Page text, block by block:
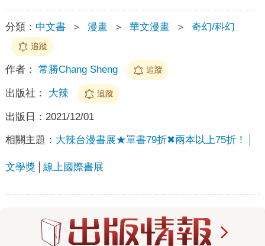
分類： 中文書 ＞ 漫畫 ＞ 華文漫畫 ＞ 奇幻/科幻
追蹤
作者： 常勝Chang Sheng 追蹤
出版社： 大辣 追蹤
出版日： 2021/12/01
相關主題： 大辣台漫書展★單書79折✖兩本以上75折！
文學獎 線上國際書展